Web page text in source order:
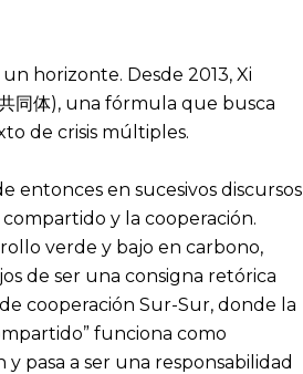
horizonte. Desde 2013, Xi
同体), una fórmula que busca
de crisis múltiples.
entonces en sucesivos discursos
y la cooperación.
verde y bajo en carbono,
de ser una consigna retórica
cooperación Sur-Sur, donde la
funciona como
pasa a ser una responsabilidad